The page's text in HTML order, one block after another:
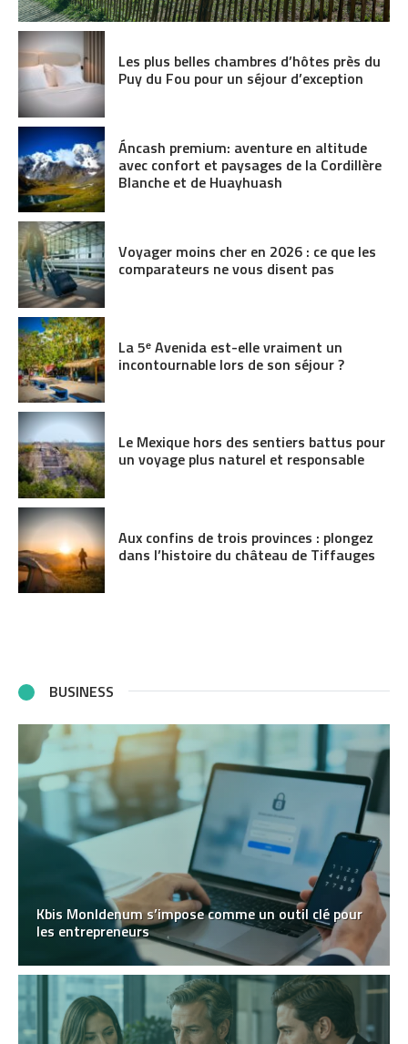
Les plus belles chambres d’hôtes près du
Puy du Fou pour un séjour d’exception
Áncash premium: aventure en altitude
avec confort et paysages de la Cordillère
Blanche et de Huayhuash
Voyager moins cher en 2026 : ce que les
comparateurs ne vous disent pas
La 5ᵉ Avenida est-elle vraiment un
incontournable lors de son séjour ?
Le Mexique hors des sentiers battus pour
un voyage plus naturel et responsable
Aux confins de trois provinces : plongez
dans l’histoire du château de Tiffauges
BUSINESS
Kbis MonIdenum s’impose comme un outil clé pour
les entrepreneurs